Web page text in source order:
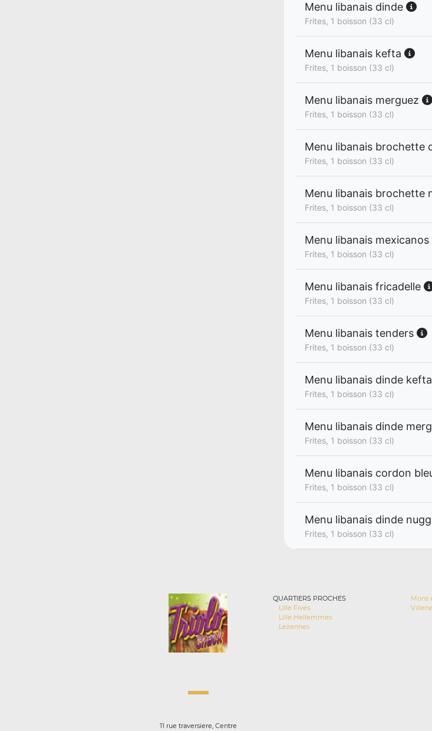
Menu libanais dinde
Frites, 1 boisson (33 cl)
Menu libanais kefta
Frites, 1 boisson (33 cl)
Menu libanais merguez
Frites, 1 boisson (33 cl)
Menu libanais brochette
Frites, 1 boisson (33 cl)
Menu libanais brochette
Frites, 1 boisson (33 cl)
Menu libanais mexicanos
Frites, 1 boisson (33 cl)
Menu libanais fricadelle
Frites, 1 boisson (33 cl)
Menu libanais tenders
Frites, 1 boisson (33 cl)
Menu libanais dinde kefta
Frites, 1 boisson (33 cl)
Menu libanais dinde
Frites, 1 boisson (33 cl)
Menu libanais cordon
Frites, 1 boisson (33 cl)
Menu libanais dinde
Frites, 1 boisson (33 cl)
11 rue traversiere, Centre
QUARTIERS PROCHES
Lille Fives
Lille Hellemmes
Lezennes
Mons